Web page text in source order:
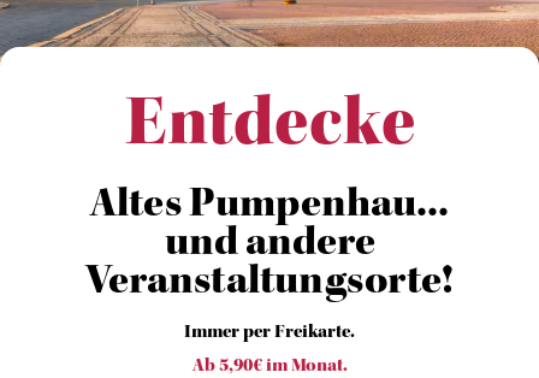
Entdecke
Altes Pumpenhau...
und andere
Veranstaltungsorte!
Immer per Freikarte.
Ab 5,90€ im Monat.